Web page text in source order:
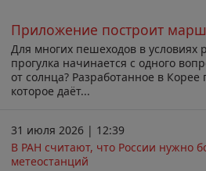
Приложение построит
Для многих пешеходов в
прогулка начинается с одного
от солнца? Разработанное в
которое даёт...
31 июля 2026 | 12:39
В РАН считают, что России нужно
метеостанций